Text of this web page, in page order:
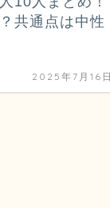
共通点は中性
2025年7月16